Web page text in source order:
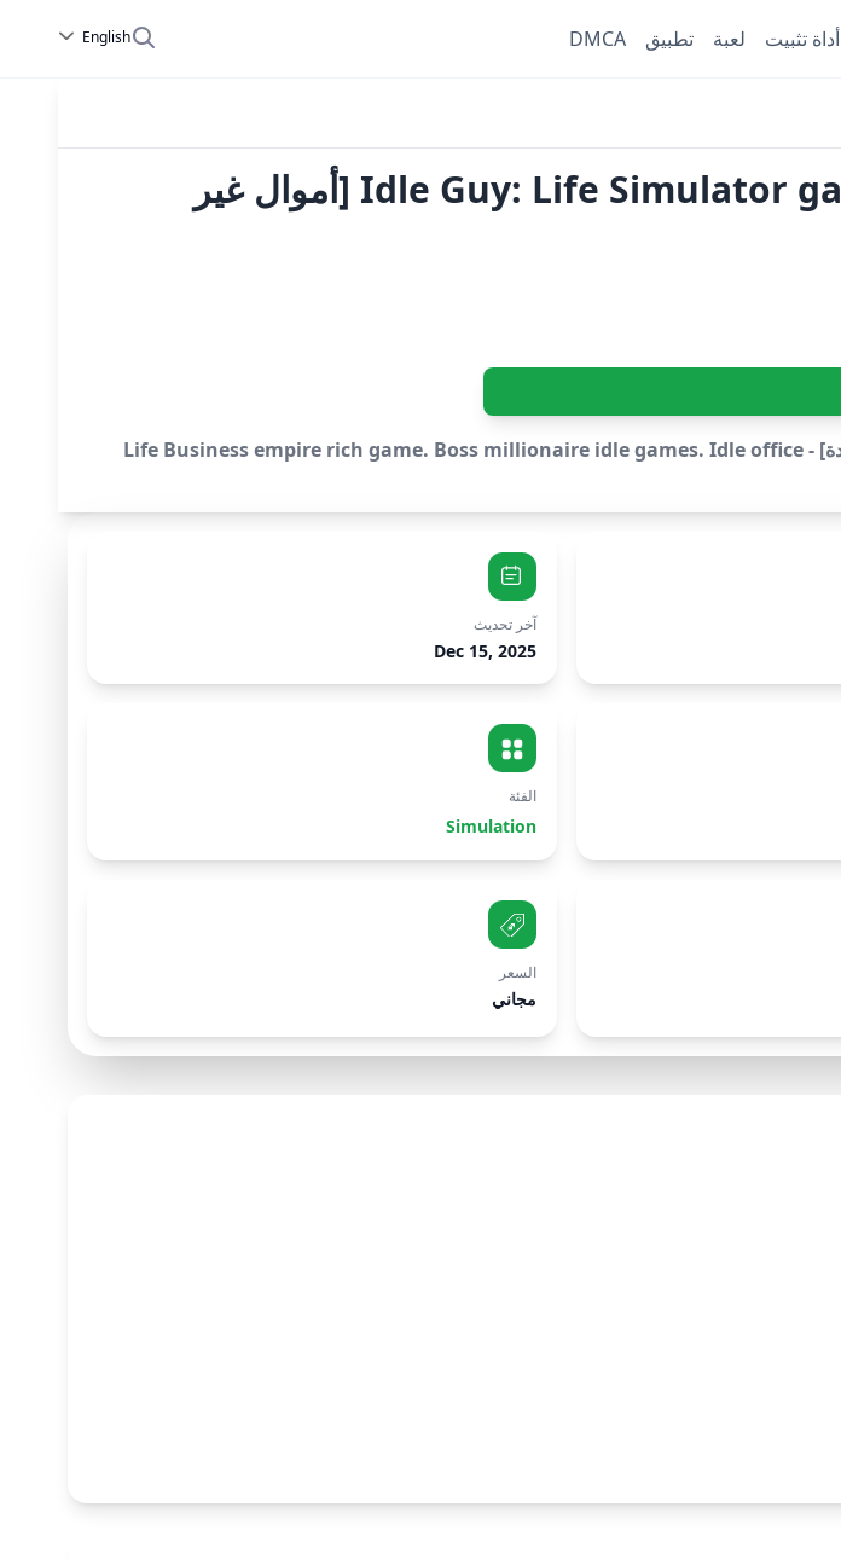
أداة تثبيت لعبة تطبيق DMCA
English
Idle Guy: Life Simulator games Mod APK v1.10.3.530 [أموال غير
تحميل Idle Guy: Life Simulator games Mod APK v1.10.3.530 [أموال غير محدودة] - Life Business empire rich game. Boss millionaire idle games. Idle office
آخر تحديث
Dec 15, 2025
الفئة
Simulation
السعر
مجاني